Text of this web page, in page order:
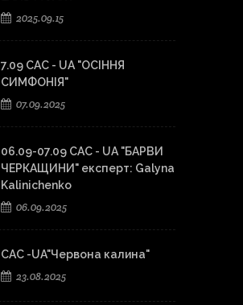
2025.09.15
7.09 CAC - UA "ОСІННЯ
СИМФОНІЯ"
07.09.2025
06.09-07.09 CAC - UA "БАРВИ
ЧЕРКАЩИНИ" експерт: Galyna
Kalinichenko
06.09.2025
САС -UA"Червона калина"
23.08.2025